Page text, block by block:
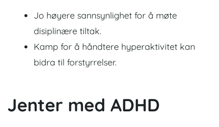
Jo høyere sannsynlighet for å møte
disiplinære tiltak.
Kamp for å håndtere hyperaktivitet kan
bidra til forstyrrelser.
Jenter med ADHD